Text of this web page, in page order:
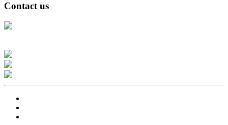
Contact us